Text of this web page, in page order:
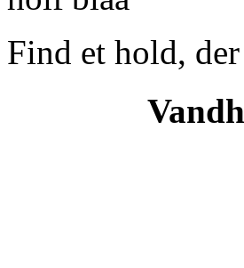
Find et hold,